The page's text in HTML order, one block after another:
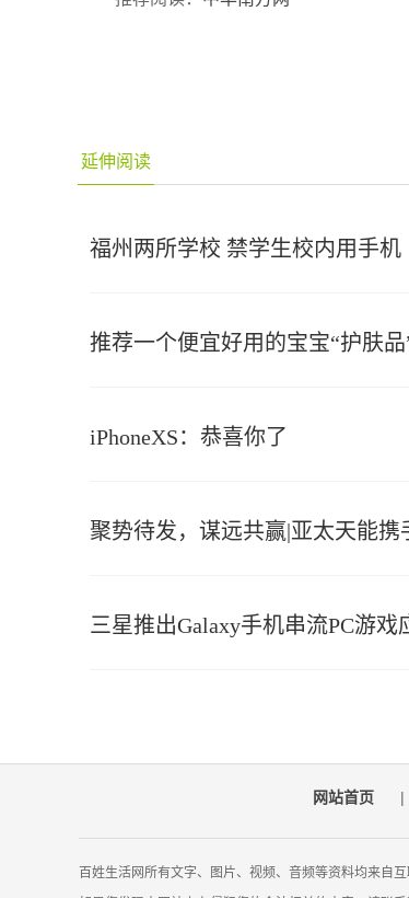
延伸阅读
福州两所学校 禁学生校内用手机
推荐一个便宜好用的宝宝“护肤品”
iPhoneXS：恭喜你了
聚势待发，谋远共赢|亚太天能
三星推出Galaxy手机串流PC游戏
网站首页 |
百姓生活网所有文字、图片、视频、音频等资料均来自